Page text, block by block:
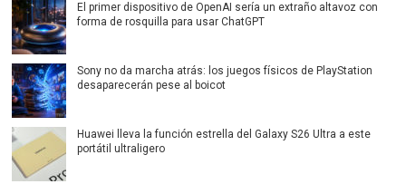
El primer dispositivo de OpenAI sería un extraño altavoz con
forma de rosquilla para usar ChatGPT
Sony no da marcha atrás: los juegos físicos de PlayStation
desaparecerán pese al boicot
Huawei lleva la función estrella del Galaxy S26 Ultra a este
portátil ultraligero